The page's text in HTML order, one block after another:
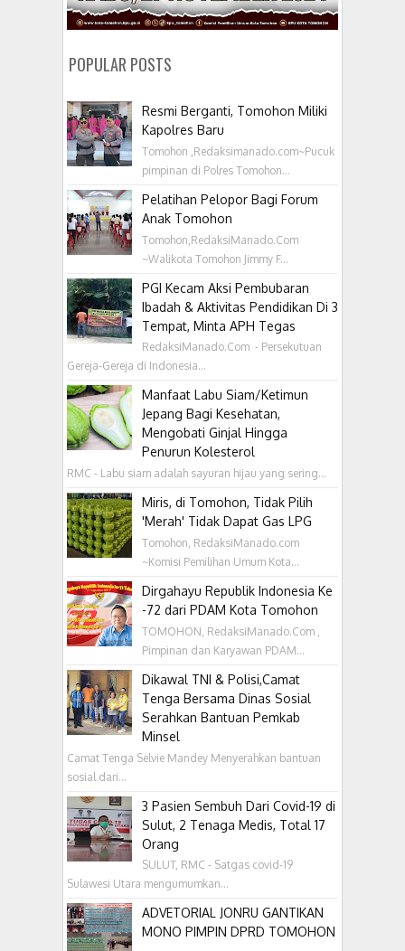
POPULAR POSTS
Resmi Berganti, Tomohon Miliki
Kapolres Baru
Tomohon ,Redaksimanado.com~Pucuk
pimpinan di Polres Tomohon...
Pelatihan Pelopor Bagi Forum
Anak Tomohon
Tomohon,RedaksiManado.Com
~Walikota Tomohon Jimmy F...
PGI Kecam Aksi Pembubaran
Ibadah & Aktivitas Pendidikan Di 3
Tempat, Minta APH Tegas
RedaksiManado.Com - Persekutuan
Gereja-Gereja di Indonesia...
Manfaat Labu Siam/Ketimun
Jepang Bagi Kesehatan,
Mengobati Ginjal Hingga
Penurun Kolesterol
RMC - Labu siam adalah sayuran hijau yang sering...
Miris, di Tomohon, Tidak Pilih
'Merah' Tidak Dapat Gas LPG
Tomohon, RedaksiManado.com
~Komisi Pemilihan Umum Kota...
Dirgahayu Republik Indonesia Ke
-72 dari PDAM Kota Tomohon
TOMOHON, RedaksiManado.Com ,
Pimpinan dan Karyawan PDAM...
Dikawal TNI & Polisi,Camat
Tenga Bersama Dinas Sosial
Serahkan Bantuan Pemkab
Minsel
Camat Tenga Selvie Mandey Menyerahkan bantuan
sosial dari...
3 Pasien Sembuh Dari Covid-19 di
Sulut, 2 Tenaga Medis, Total 17
Orang
SULUT, RMC - Satgas covid-19
Sulawesi Utara mengumumkan...
ADVETORIAL JONRU GANTIKAN
MONO PIMPIN DPRD TOMOHON